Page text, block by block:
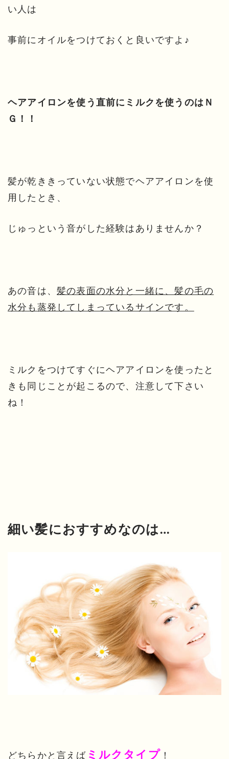
い人は
事前にオイルをつけておくと良いですよ♪
ヘアアイロンを使う直前にミルクを使うのはＮ
Ｇ！！
髪が乾ききっていない状態でヘアアイロンを使
用したとき、
じゅっという音がした経験はありませんか？
あの音は、 髪の表面の水分と一緒に、髪の毛の
水分も蒸発してしまっているサインです。
ミルクをつけてすぐにヘアアイロンを使ったと
きも同じことが起こるので、注意して下さい
ね！
細い髪におすすめなのは…
どちらかと言えば ミルクタイプ ！